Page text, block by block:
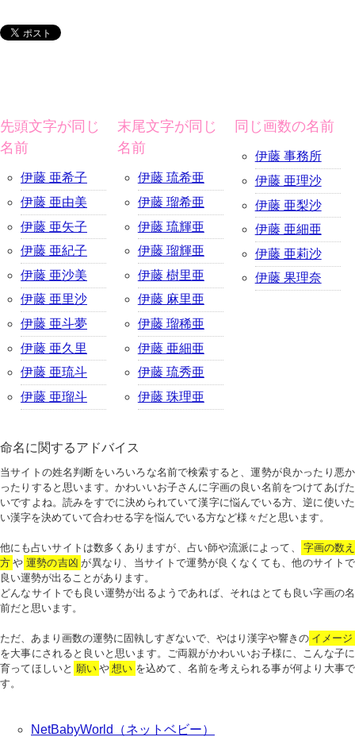
先頭文字が同じ
名前
伊藤 亜希子
伊藤 亜由美
伊藤 亜矢子
伊藤 亜紀子
伊藤 亜沙美
伊藤 亜里沙
伊藤 亜斗夢
伊藤 亜久里
伊藤 亜琉斗
伊藤 亜瑠斗
末尾文字が同じ
名前
伊藤 琉希亜
伊藤 瑠希亜
伊藤 琉輝亜
伊藤 瑠輝亜
伊藤 樹里亜
伊藤 麻里亜
伊藤 瑠稀亜
伊藤 亜細亜
伊藤 琉秀亜
伊藤 珠理亜
同じ画数の名前
伊藤 事務所
伊藤 亜理沙
伊藤 亜梨沙
伊藤 亜細亜
伊藤 亜莉沙
伊藤 果理奈
命名に関するアドバイス
当サイトの姓名判断をいろいろな名前で検索すると、運勢が良かったり悪か
ったりすると思います。かわいいお子さんに字画の良い名前をつけてあげた
いですよね。読みをすでに決められていて漢字に悩んでいる方、逆に使いた
い漢字を決めていて合わせる字を悩んでいる方など様々だと思います。
他にも占いサイトは数多くありますが、占い師や流派によって、
字画の数え
方 や 運勢の吉凶 が異なり、当サイトで運勢が良くなくても、他のサイトで
良い運勢が出ることがあります。
どんなサイトでも良い運勢が出るようであれば、それはとても良い字画の名
前だと思います。
ただ、あまり画数の運勢に固執しすぎないで、やはり漢字や響きの イメージ
を大事にされると良いと思います。ご両親がかわいいお子様に、こんな子に
育ってほしいと 願い や 想い を込めて、名前を考えられる事が何より大事で
す。
NetBabyWorld（ネットベビー）